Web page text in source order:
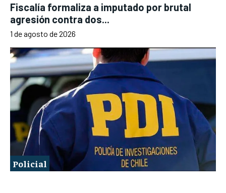
Fiscalía formaliza a imputado por brutal
agresión contra dos...
1 de agosto de 2026
Policial